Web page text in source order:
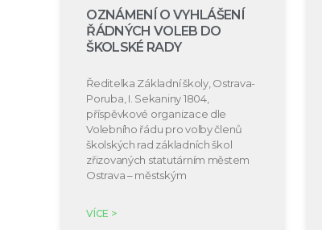
OZNÁMENÍ O VYHLÁŠENÍ
ŘÁDNÝCH VOLEB DO
ŠKOLSKÉ RADY
Ředitelka Základní školy, Ostrava-
Poruba, I. Sekaniny 1804,
příspěvkové organizace dle
Volebního řádu pro volby členů
školských rad základních škol
zřizovaných statutárním městem
Ostrava – městským
VÍCE >